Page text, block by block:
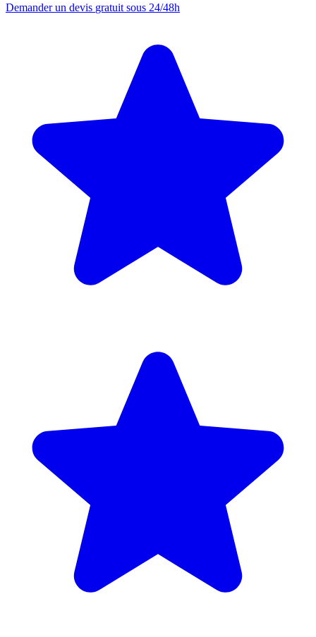
Demander un devis gratuit sous 24/48h